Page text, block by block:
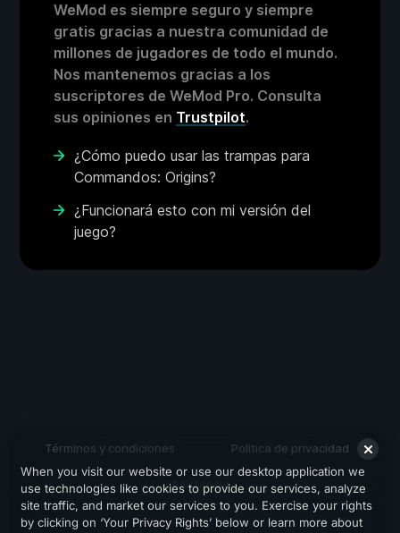
WeMod es siempre seguro y siempre
gratis gracias a nuestra comunidad de
millones de jugadores de todo el mundo.
Nos mantenemos gracias a los
suscriptores de WeMod Pro. Consulta
sus opiniones en Trustpilot.
¿Cómo puedo usar las trampas para
Commandos: Origins?
¿Funcionará esto con mi versión del
juego?
Términos y condiciones Politica de privacidad
Asistencia
When you visit our website or use our desktop application we
use technologies like cookies to provide our services, analyze
site traffic, and market our services to you. Exercise your rights
by clicking on ‘Your Privacy Rights’ below or learn more about